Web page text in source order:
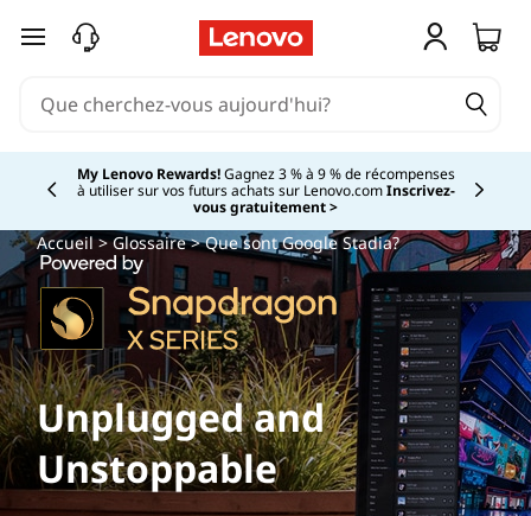
passer au contenu principal
My Lenovo Rewards!Gagnez 3 % à 9 % de récompenses
à utiliser sur vos futurs achats sur Lenovo.comInscrivez-
vous gratuitement >Currently displaying item 2 of
Accueil>Glossaire> Que sont Google Stadia?
Unplugged and
Unstoppable